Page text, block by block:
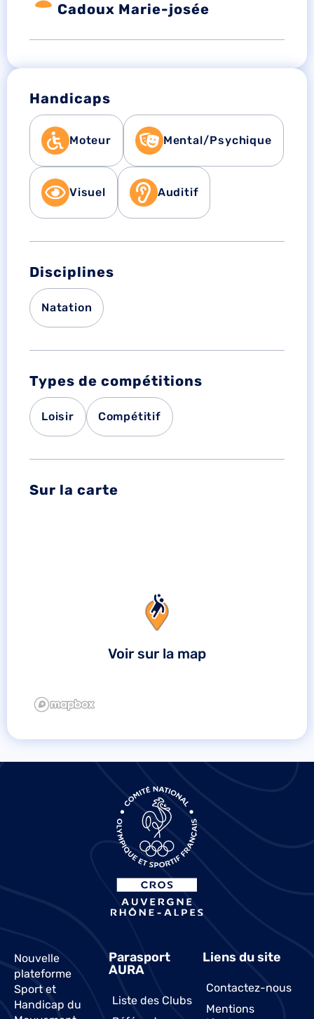
Cadoux Marie-josée
Handicaps
Moteur Mental/Psychique
Visuel Auditif
Disciplines
Natation
Types de compétitions
Loisir Compétitif
Sur la carte
Voir sur la map
Nouvelle
plateforme
Sport et
Handicap du
Parasport
AURA
Liste des Clubs
Liens du site
Contactez-nous
Mentions